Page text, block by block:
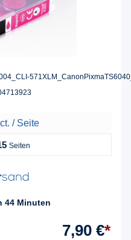
ct. / Seite
Seiten
44 Minuten
7,90 €*